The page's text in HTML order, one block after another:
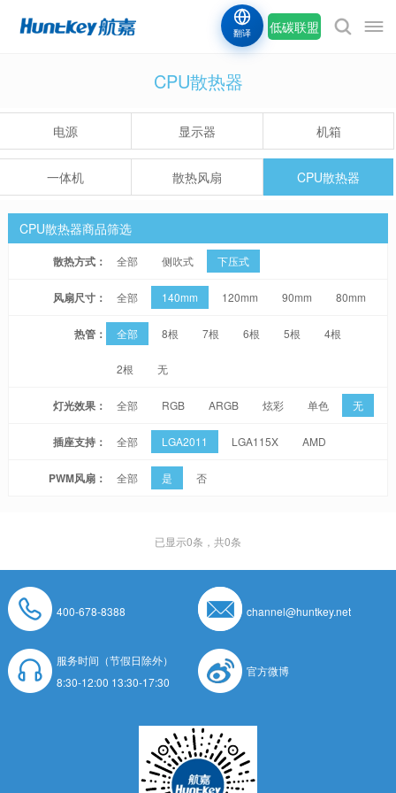
低碳联盟
翻译
CPU散热器
电源 显示器 机箱
一体机 散热风扇 CPU散热器
CPU散热器商品筛选
散热方式： 全部 侧吹式 下压式
风扇尺寸： 全部 140mm 120mm 90mm 80mm
热管： 全部 8根 7根 6根 5根 4根
2根 无
灯光效果： 全部 RGB ARGB 炫彩 单色 无
插座支持： 全部 LGA2011 LGA115X AMD
PWM风扇： 全部 是 否
已显示0条，共0条
400-678-8388 channel@huntkey.net
服务时间（节假日除外）
8:30-12:00 13:30-17:30
官方微博